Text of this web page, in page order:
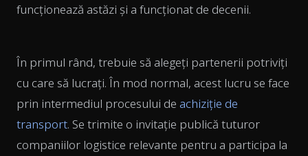
funcționează astăzi și a funcționat de decenii.
În primul rând, trebuie să alegeți partenerii potriviți
cu care să lucrați. În mod normal, acest lucru se face
prin intermediul procesului de achiziție de
transport. Se trimite o invitație publică tuturor
companiilor logistice relevante pentru a participa la